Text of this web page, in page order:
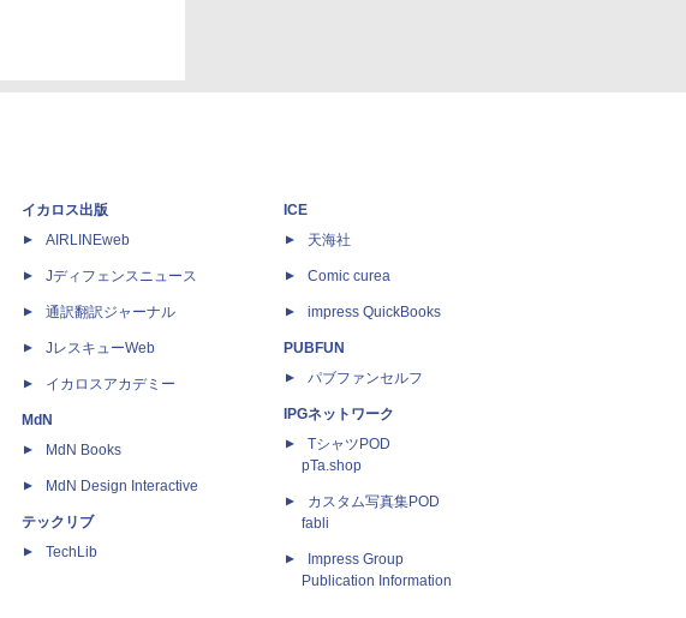
イカロス出版
AIRLINEweb
Jディフェンスニュース
通訳翻訳ジャーナル
JレスキューWeb
イカロスアカデミー
MdN
MdN Books
MdN Design Interactive
テックリブ
TechLib
ICE
天海社
Comic curea
impress QuickBooks
PUBFUN
パブファンセルフ
IPGネットワーク
TシャツPOD
pTa.shop
カスタム写真集POD
fabli
Impress Group
Publication Information